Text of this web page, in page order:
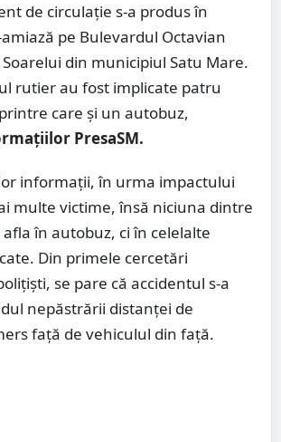
de circulație s-a produs în
pe Bulevardul Octavian
din municipiul Satu Mare.
rutier au fost implicate patru
care și un autobuz,
PresaSM.
informații, în urma impactului
multe victime, însă niciuna dintre
în autobuz, ci în celelalte
Din primele cercetări
se pare că accidentul s-a
nepăstrării distanței de
față de vehiculul din față.